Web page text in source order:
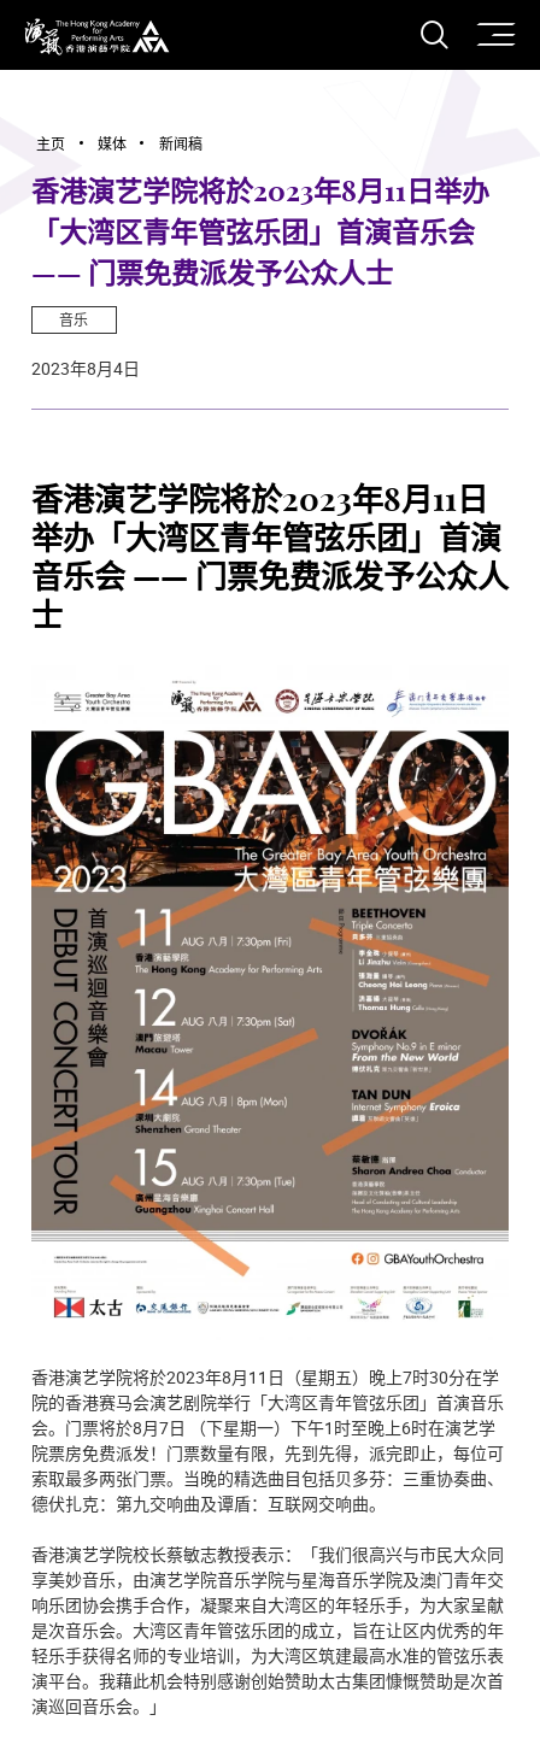
香港演艺学院
打开
主页 媒体 新闻稿
香港演艺学院将於2023年8月11日举办
「大湾区青年管弦乐团」首演音乐会
—— 门票免费派发予公众人士
音乐
2023年8月4日
香港演艺学院将於2023年8月11日
举办「大湾区青年管弦乐团」首演
音乐会 —— 门票免费派发予公众人
士
香港演艺学院将於2023年8月11日（星期五）晚上7时30分在学
院的香港赛马会演艺剧院举行「大湾区青年管弦乐团」首演音乐
会。门票将於8月7日 （下星期一）下午1时至晚上6时在演艺学
院票房免费派发！门票数量有限，先到先得，派完即止，每位可
索取最多两张门票。当晚的精选曲目包括贝多芬：三重协奏曲、
德伏扎克：第九交响曲及谭盾：互联网交响曲。
香港演艺学院校长蔡敏志教授表示：「我们很高兴与市民大众同
享美妙音乐，由演艺学院音乐学院与星海音乐学院及澳门青年交
响乐团协会携手合作，凝聚来自大湾区的年轻乐手，为大家呈献
是次音乐会。大湾区青年管弦乐团的成立，旨在让区内优秀的年
轻乐手获得名师的专业培训，为大湾区筑建最高水准的管弦乐表
演平台。我藉此机会特别感谢创始赞助太古集团慷慨赞助是次首
演巡回音乐会。」